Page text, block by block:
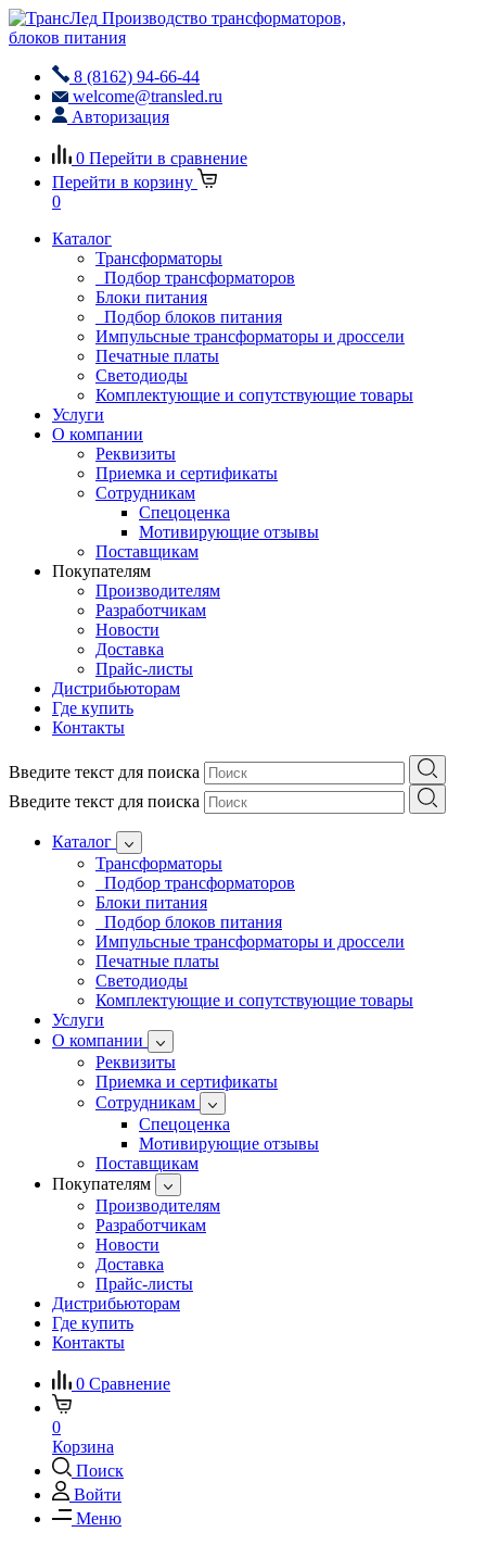
Производство трансформаторов,
блоков питания
8 (8162) 94-66-44
welcome@transled.ru
Авторизация
0 Перейти в сравнение
Перейти в корзину
0
Каталог
Трансформаторы
Подбор трансформаторов
Блоки питания
Подбор блоков питания
Импульсные трансформаторы и дроссели
Печатные платы
Светодиоды
Комплектующие и сопутствующие товары
Услуги
О компании
Реквизиты
Приемка и сертификаты
Сотрудникам
Спецоценка
Мотивирующие отзывы
Поставщикам
Покупателям
Производителям
Разработчикам
Новости
Доставка
Прайс-листы
Дистрибьюторам
Где купить
Контакты
Введите текст для поиска
Введите текст для поиска
Каталог
Трансформаторы
Подбор трансформаторов
Блоки питания
Подбор блоков питания
Импульсные трансформаторы и дроссели
Печатные платы
Светодиоды
Комплектующие и сопутствующие товары
Услуги
О компании
Реквизиты
Приемка и сертификаты
Сотрудникам
Спецоценка
Мотивирующие отзывы
Поставщикам
Покупателям
Производителям
Разработчикам
Новости
Доставка
Прайс-листы
Дистрибьюторам
Где купить
Контакты
0 Сравнение
0
Корзина
Поиск
Войти
Меню